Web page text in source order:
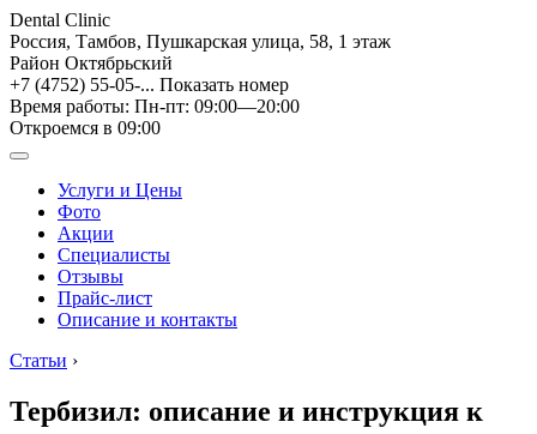
Dental Clinic
Россия, Тамбов, Пушкарская улица, 58, 1 этаж
Район Октябрьский
+7 (4752) 55-05-... Показать номер
Время работы: Пн-пт: 09:00—20:00
Откроемся в 09:00
Услуги и Цены
Фото
Акции
Специалисты
Отзывы
Прайс-лист
Описание и контакты
Статьи ›
Тербизил: описание и инструкция к